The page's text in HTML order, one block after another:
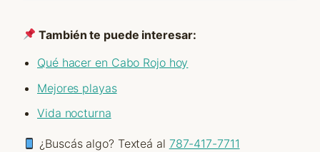
También te puede interesar:
Qué hacer en Cabo Rojo hoy
Mejores playas
Vida nocturna
¿Buscás algo? Texteá al 787-417-7711